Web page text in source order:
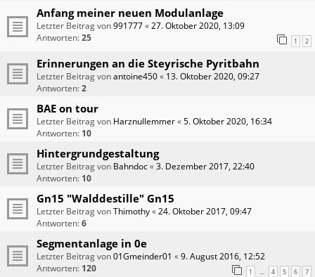
Anfang meiner neuen Modulanlage
Letzter Beitrag von991777«27. Oktober 2020, 13:09
Antworten:25 1 2
Erinnerungen an die Steyrische Pyritbahn
Letzter Beitrag vonantoine450« 13. Oktober 2020, 09:27
Antworten:2
BAE on tour
Letzter Beitrag von Harznullemmer«5. Oktober 2020, 16:34
Antworten: 10
Hintergrundgestaltung
Letzter Beitrag von Bahndoc«3. Dezember 2017, 22:40
Antworten: 10
Gn15 "Walddestille" Gn15
Letzter Beitrag vonThimothy«24. Oktober 2017, 09:47
Antworten:6
Segmentanlage in 0e
Letzter Beitrag von01Gmeinder01 «9. August 2016, 12:52
Antworten: 120 1 … 4 5 6 7